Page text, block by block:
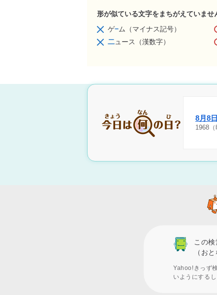
形が似ている文字をまちがえていませ
ゲ−ム（マイナス記号）
二ュース（漢数字）
8月8
1968
この
（お
Yahoo!きっず
いようにする